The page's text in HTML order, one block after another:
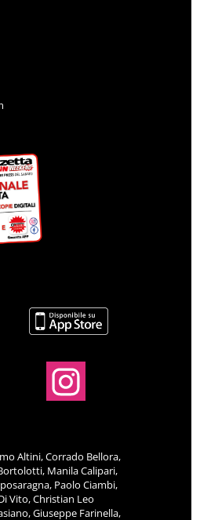
Altini, Corrado Bellora,
Manila Calipari,
Paolo Ciambi,
Vito, Christian Leo
Giuseppe Farinella,